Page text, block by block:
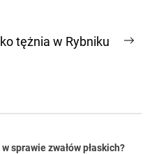
tężnia w Rybniku
sprawie zwałów płaskich?